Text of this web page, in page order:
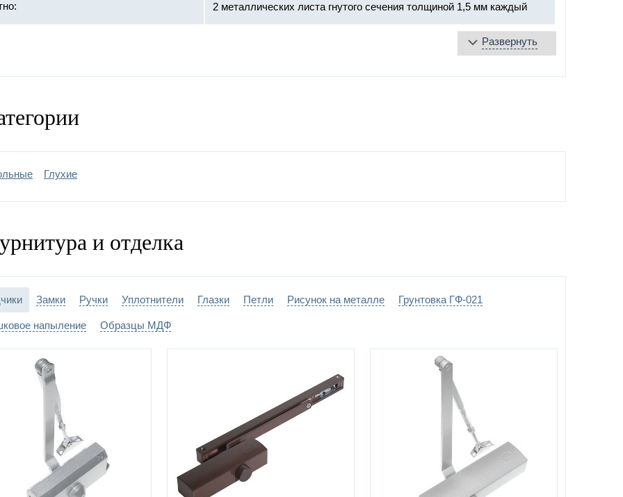
2 металлических листа гнутого сечения толщиной 1,5 мм каждый
Развернуть
Глухие
и отделка
Замки Ручки Уплотнители Глазки Петли Рисунок на металле Грунтовка ГФ-021
напыление Образцы МДФ